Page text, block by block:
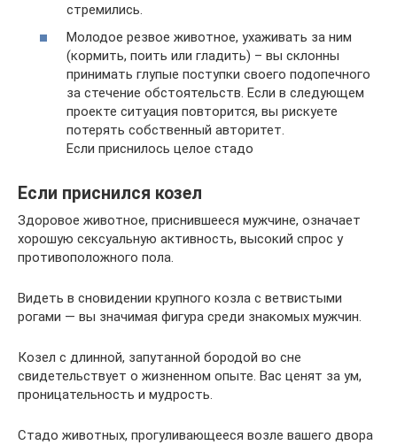
стремились.
Молодое резвое животное, ухаживать за ним
(кормить, поить или гладить) – вы склонны
принимать глупые поступки своего подопечного
за стечение обстоятельств. Если в следующем
проекте ситуация повторится, вы рискуете
потерять собственный авторитет.
Если приснилось целое стадо
Если приснился козел
Здоровое животное, приснившееся мужчине, означает
хорошую сексуальную активность, высокий спрос у
противоположного пола.
Видеть в сновидении крупного козла с ветвистыми
рогами — вы значимая фигура среди знакомых мужчин.
Козел с длинной, запутанной бородой во сне
свидетельствует о жизненном опыте. Вас ценят за ум,
проницательность и мудрость.
Стадо животных, прогуливающееся возле вашего двора